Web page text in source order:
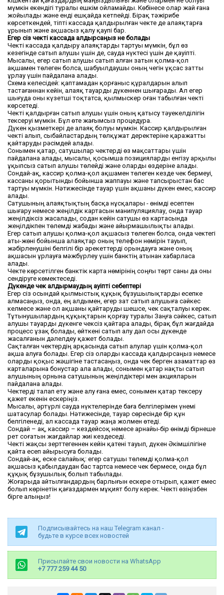
мүмкін екендігі туралы ешкім ойламайды. Көбінесе олар жай ғана
жойылады және енді ешқайда кетпейді. Бірақ тәжірибе
көрсеткендей, тіпті кассада қалдырылған чекте де алаяқтарға
ұрынып және ақшасыз қалу қаупі бар.
Егер сіз чекті кассада қалдырсаңыз не болады
Чекті кассада қалдыру алаяқтарды тартуы мүмкін, бұл өз
кезегінде сатып алушы үшін де, сауда нүктесі үшін де қауіпті.
Мысалы, егер сатып алушы сатып алған затын қолма-қол
ақшамен төлеген болса, шабуылдаушы оның чегін ұқсас затты
ұрлау үшін пайдалана алады.
Схема келесідей: қаптамадан қорғаныс құралдарын алып
тастағаннан кейін, алаяқ тауарды дүкеннен шығарады. Ал егер
шығуда оны күзетші тоқтатса, қылмыскер оған табылған чекті
көрсетеді.
Чекті қалдырған сатып алушы үшін оның қатысу тәуекелділігін
тексеруі мүмкін. Бұл өте жағымсыз процедура.
Дүкен қызметкері де алаяқ болуы мүмкін. Кассир қалдырылған
чекті алып, сыбайластардың төлқұжат деректеріне қаражатты
қайтаруды рәсімдей алады.
Сонымен қатар, сатушылар чектерді өз мақсаттары үшін
пайдалана алады, мысалы, қосымша позицияларды енгізу арқылы
ұқыпсыз сатып алушы төлейді және оларды өздеріне алады.
Сондай-ақ, кассир қолма-қол ақшамен төлеген кезде чек бермеуі,
кассаны қорытынды бойынша жаппауы және тапсырыстан бас
тартуы мүмкін. Нәтижесінде тауар үшін ақшаны дүкен емес, кассир
алады.
Сатушының алаяқтықтың басқа нұсқалары - өнімді есептен
шығару немесе жеңілдік картасын манипуляциялау, онда тауар
жеңілдіксіз жасалады, содан кейін сатушы өз картасында
жеңілдікпен төлемді жабады және айырмашылықты алады.
Егер сатып алушы қолма-қол ақшасыз төлеген болса, онда чектегі
аты-жөні бойынша алаяқтар оның телефон нөмірін тауып,
жәбірленушіні белгілі бір әрекеттерді орындауға және оның
ақшасын ұрлауға мәжбүрлеу үшін банктің атынан хабарласа
алады.
Чекте көрсетілген банктік карта нөмірінің соңғы төрт саны да оны
сендіруге көмектеседі.
Дүкенде чек қалдырмаудың қауіпті себептері
Егер сіз осындай қылмыстық құқық бұзушылықтарды есепке
алмасаңыз, онда, ең алдымен, егер зат сатып алушыға сәйкес
келмесе және ол ақшаны қайтаруды шешсе, чек сақталуы керек.
Тұтынушылардың құқықтарын қорғау туралы Заңға сәйкес, сатып
алушы тауарды дүкенге чексіз қайтара алады, бірақ бұл жағдайда
процесс ұзақ болады, өйткені сатып алу дәл осы дүкенде
жасалғанын дәлелдеу қажет болады.
Сақталған чектердің арқасында сатып алулар үшін қолма-қол
ақша алуға болады. Егер сіз оларды кассада қалдырсаңыз немесе
оларды қоқыс жәшігіне тастасаңыз, онда чек берген азаматтар өз
карталарына бонустар ала алады, сонымен қатар нақты сатып
алушының орнына сатушының жеңілдіктері мен акцияларын
пайдалана алады.
Чектерді талап ету және алу ғана емес, сонымен қатар тексеру
қажет екенін ескеріңіз.
Мысалы, әртүрлі сауда нүктелерінде баға белгілерімен үнемі
шатасулар болады. Нәтижесінде, тауар сөресінде бір құн
белгіленеді, ал кассада тауар жаңа жолмен өтеді.
Сондай – ақ, кассир – кездейсоқ немесе арнайы-бір өнімді бірнеше
рет соғатын жағдайлар жиі кездеседі.
Чекті жақсы зерттегеннен кейін қатені тауып, дүкен Әкімшілігіне
қайта есеп айырысуға болады.
Сондай-ақ, еске салайық: егер сатушы төлемді қолма-қол
ақшасыз қабылдаудан бас тартса немесе чек бермесе, онда бұл
құқық бұзушылық болып табылады.
Жоғарыда айтылғандардың барлығын ескере отырып, қажет емес
болып көрінетін қағаздармен мұқият болу керек. Чекті өзіңізбен
бірге алыңыз!
Подписывайтесь на наш Telegram канал -
будьте в курсе всех новостей
Присылайте свои новости на WhatsApp
+7 777 259 44 50